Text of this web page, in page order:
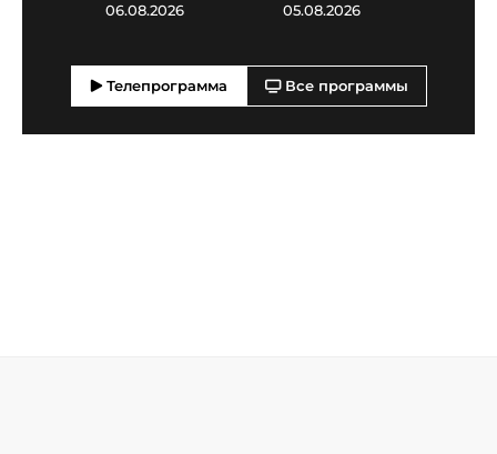
06.08.2026
05.08.2026
Телепрограмма Все программы